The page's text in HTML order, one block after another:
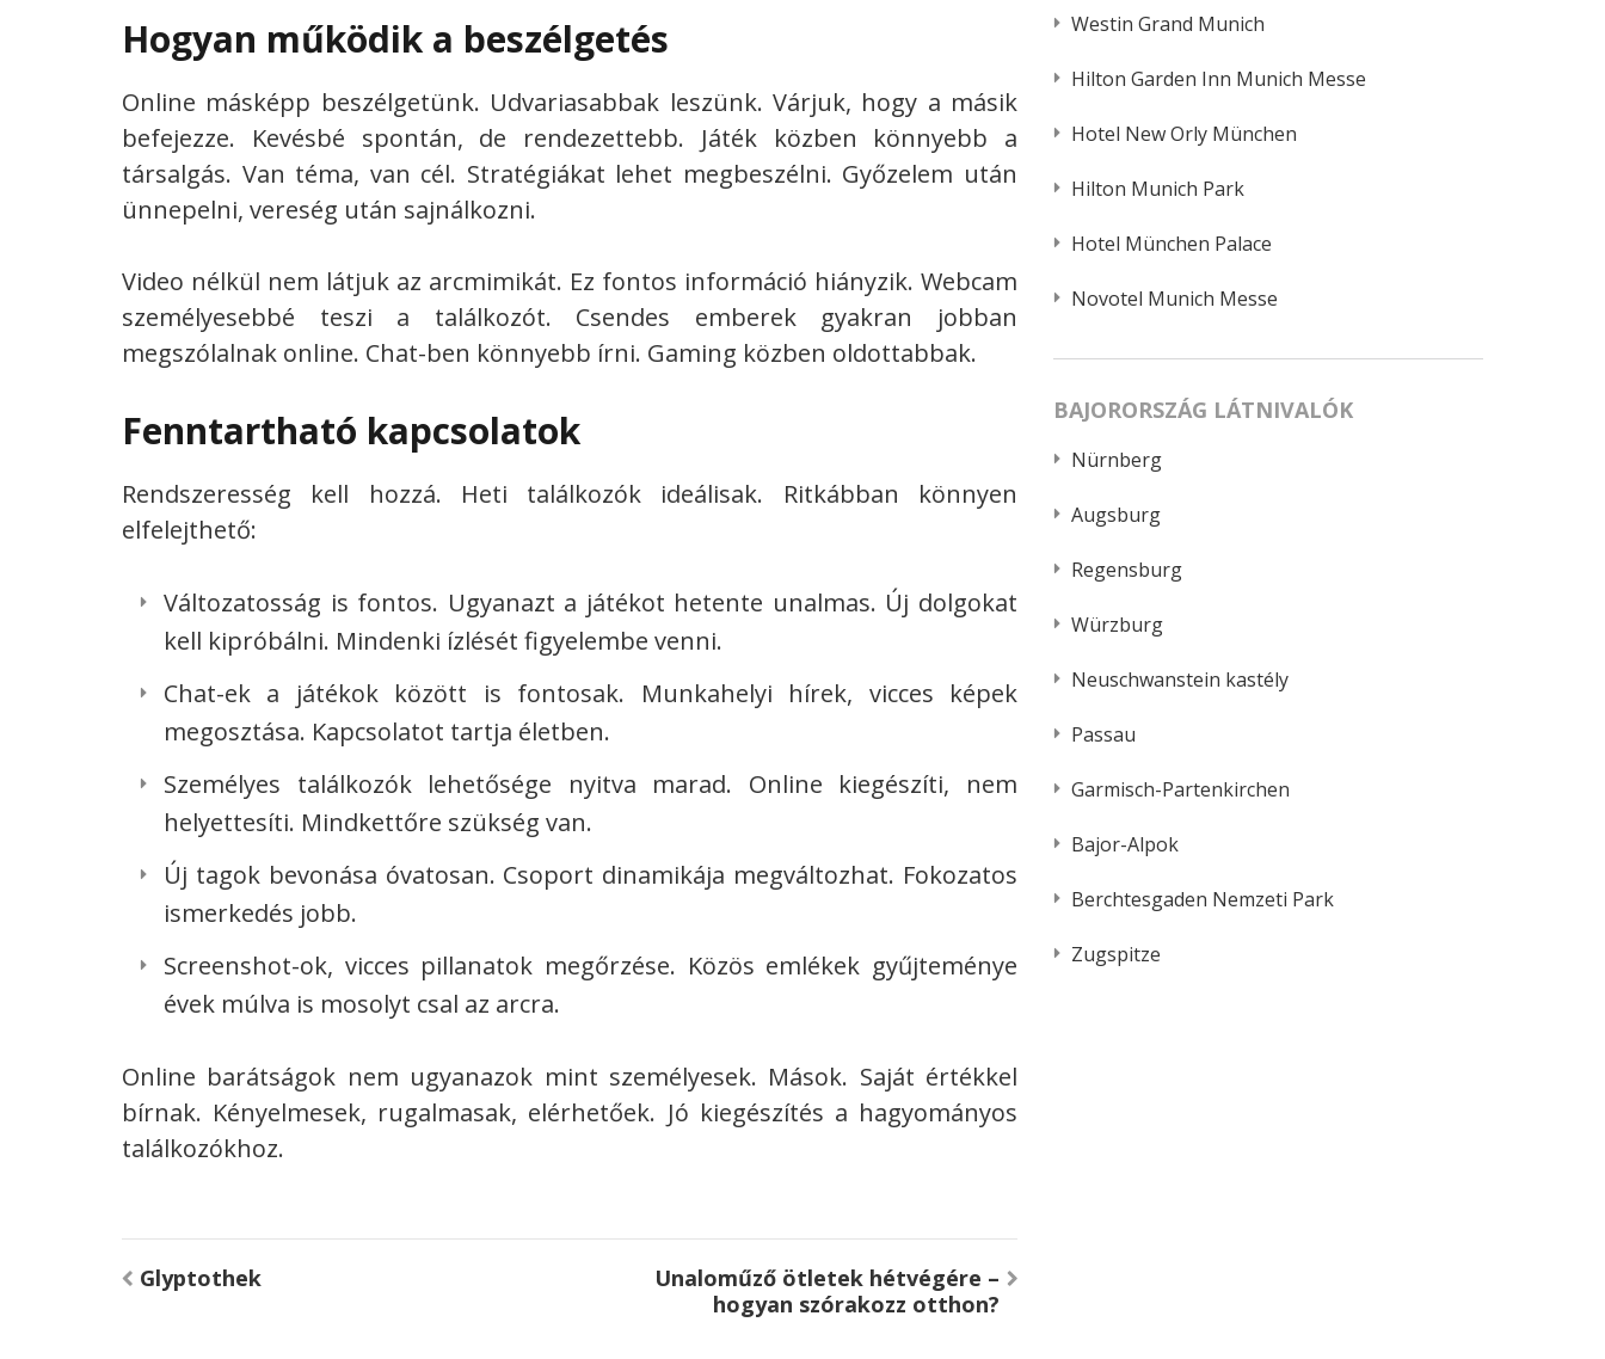
Hogyan működik a beszélgetés
Online másképp beszélgetünk. Udvariasabbak leszünk. Várjuk, hogy a másik
befejezze. Kevésbé spontán, de rendezettebb. Játék közben könnyebb a
társalgás. Van téma, van cél. Stratégiákat lehet megbeszélni. Győzelem után
ünnepelni, vereség után sajnálkozni.
Video nélkül nem látjuk az arcmimikát. Ez fontos információ hiányzik. Webcam
személyesebbé teszi a találkozót. Csendes emberek gyakran jobban
megszólalnak online. Chat-ben könnyebb írni. Gaming közben oldottabbak.
Fenntartható kapcsolatok
Rendszeresség kell hozzá. Heti találkozók ideálisak. Ritkábban könnyen
elfelejthető:
Változatosság is fontos. Ugyanazt a játékot hetente unalmas. Új dolgokat
kell kipróbálni. Mindenki ízlését figyelembe venni.
Chat-ek a játékok között is fontosak. Munkahelyi hírek, vicces képek
megosztása. Kapcsolatot tartja életben.
Személyes találkozók lehetősége nyitva marad. Online kiegészíti, nem
helyettesíti. Mindkettőre szükség van.
Új tagok bevonása óvatosan. Csoport dinamikája megváltozhat. Fokozatos
ismerkedés jobb.
Screenshot-ok, vicces pillanatok megőrzése. Közös emlékek gyűjteménye
évek múlva is mosolyt csal az arcra.
Online barátságok nem ugyanazok mint személyesek. Mások. Saját értékkel
bírnak. Kényelmesek, rugalmasak, elérhetőek. Jó kiegészítés a hagyományos
találkozókhoz.
Bejegyzés
navigáció
Glyptothek
Unaloműző ötletek hétvégére –
hogyan szórakozz otthon?
Westin Grand Munich
Hilton Garden Inn Munich Messe
Hotel New Orly München
Hilton Munich Park
Hotel München Palace
Novotel Munich Messe
BAJORORSZÁG LÁTNIVALÓK
Nürnberg
Augsburg
Regensburg
Würzburg
Neuschwanstein kastély
Passau
Garmisch-Partenkirchen
Bajor-Alpok
Berchtesgaden Nemzeti Park
Zugspitze